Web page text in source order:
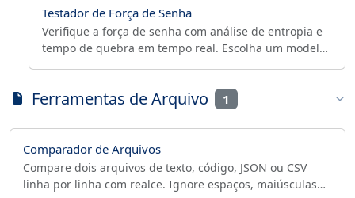
Testador de Força de Senha
Verifique a força de senha com análise de entropia e
tempo de quebra em tempo real. Escolha um modelo
Ferramentas de Arquivo 1
Comparador de Arquivos
Compare dois arquivos de texto, código, JSON ou CSV
linha por linha com realce. Ignore espaços, maiúsculas